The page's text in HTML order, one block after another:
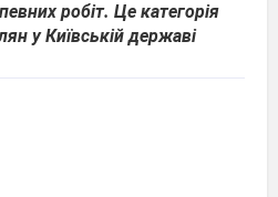
робіт. Це категорія
у Київській державі